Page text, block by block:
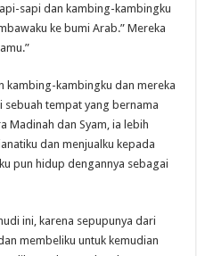
sapi dan kambing-kambingku
ke bumi Arab.” Mereka
kambing-kambingku dan mereka
sebuah tempat yang bernama
Madinah dan Syam, ia lebih
dan menjualku kepada
pun hidup dengannya sebagai
ini, karena sepupunya dari
membeliku untuk kemudian